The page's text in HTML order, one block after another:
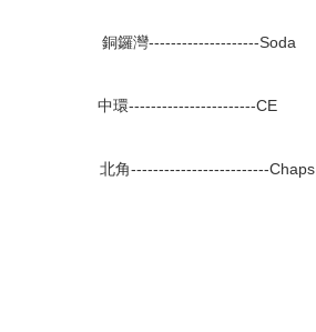
銅鑼灣--------------------Soda
環-----------------------CE
北角-------------------------Chaps